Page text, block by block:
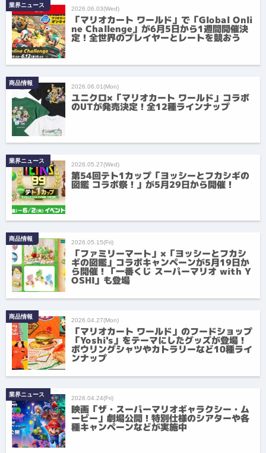
業界ニュース 2026.06.03(Wed)
「マリオカート ワールド」で「Global Onli
ne Challenge」が6月5日から1週間開催決
定！全世界のプレイヤーとレートを競おう
商品情報 2026.06.01(Mon)
ユニクロ×「マリオカート ワールド」コラボ
のUTが発売決定！全12種ラインナップ
業界ニュース 2026.05.27(Wed)
第54回テト1カップ「ヨッシーとフカシギの
図鑑 コラボ祭！」が5月29日から開催！
商品情報 2026.05.15(Fri)
「ファミリーマート」×「ヨッシーとフカシ
ギの図鑑」コラボキャンペーンが5月19日か
ら開催！「一番くじ スーパーマリオ with Y
OSHI」も登場
商品情報 2026.04.27(Mon)
「マリオカート ワールド」のフードショップ
「Yoshi's」をテーマにしたグッズが登場！
ボウリングシャツやカトラリーなど10種ライ
ンナップ
業界ニュース 2026.04.24(Fri)
映画「ザ・スーパーマリオギャラクシー・ム
ービー」劇場公開！特別仕様のシアターや各
種キャンペーンなどが実施中